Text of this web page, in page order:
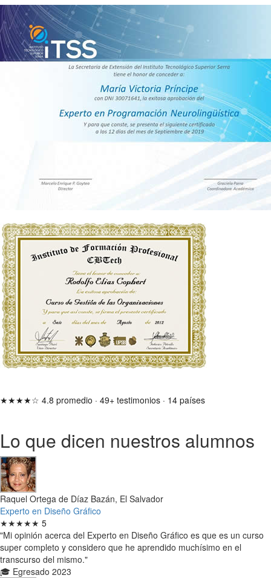
★★★★☆ 4.8 promedio · 49+ testimonios · 14 países
Lo que dicen nuestros alumnos
Raquel Ortega de Díaz Bazán, El Salvador
Experto en Diseño Gráfico
★★★★★ 5
"Mi opinión acerca del Experto en Diseño Gráfico es que es un curso
super completo y considero que he aprendido muchísimo en el
transcurso del mismo."
🎓 Egresado 2023